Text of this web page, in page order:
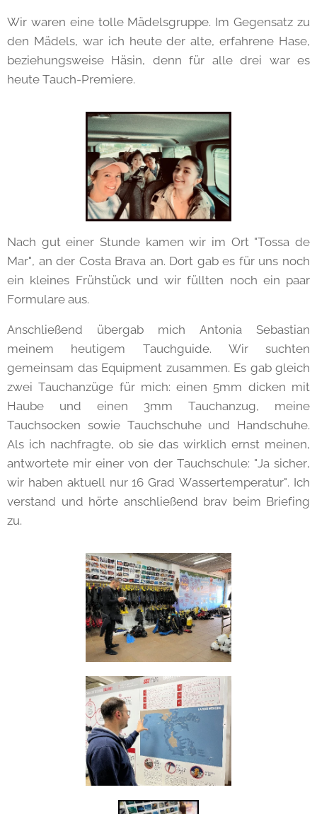
Wir waren eine tolle Mädelsgruppe. Im Gegensatz zu
den Mädels, war ich heute der alte, erfahrene Hase,
beziehungsweise Häsin, denn für alle drei war es
heute Tauch-Premiere.
Nach gut einer Stunde kamen wir im Ort "Tossa de
Mar", an der Costa Brava an. Dort gab es für uns noch
ein kleines Frühstück und wir füllten noch ein paar
Formulare aus.
Anschließend übergab mich Antonia Sebastian
meinem heutigem Tauchguide. Wir suchten
gemeinsam das Equipment zusammen. Es gab gleich
zwei Tauchanzüge für mich: einen 5mm dicken mit
Haube und einen 3mm Tauchanzug, meine
Tauchsocken sowie Tauchschuhe und Handschuhe.
Als ich nachfragte, ob sie das wirklich ernst meinen,
antwortete mir einer von der Tauchschule: "Ja sicher,
wir haben aktuell nur 16 Grad Wassertemperatur". Ich
verstand und hörte anschließend brav beim Briefing
zu.